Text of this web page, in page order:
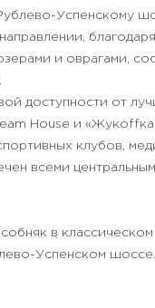
Успенскому
и оврагами,
доступности от
House и «Жукоffка
клубов,
всеми
в
Успенском